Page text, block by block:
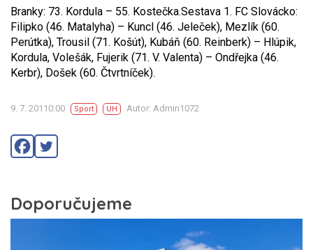
Branky: 73. Kordula – 55. Kostečka.Sestava 1. FC Slovácko:
Filipko (46. Matalyha) – Kuncl (46. Jeleček), Mezlík (60.
Perútka), Trousil (71. Košút), Kubáň (60. Reinberk) – Hlúpik,
Kordula, Volešák, Fujerik (71. V. Valenta) – Ondřejka (46.
Kerbr), Došek (60. Čtvrtníček).
9. 7. 20110:00 Sport UH Autor: Admin1072